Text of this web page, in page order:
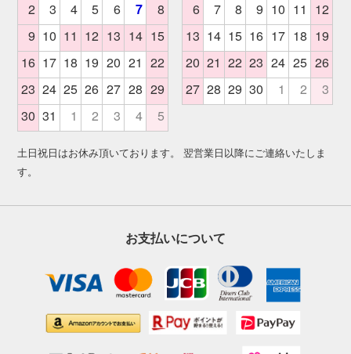
土日祝日はお休み頂いております。 翌営業日以降にご連絡いたしま
す。
お支払いについて